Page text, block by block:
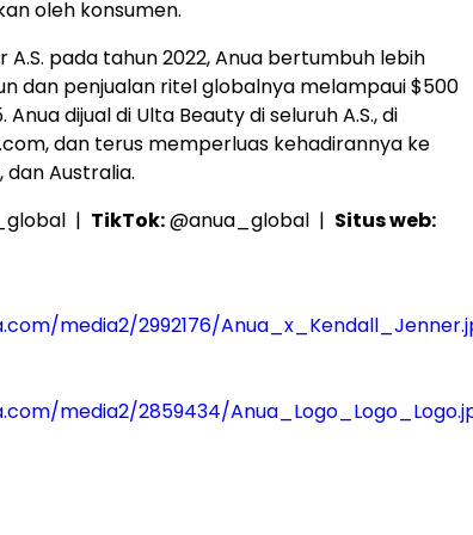
oleh konsumen.
A.S. pada tahun 2022, Anua bertumbuh lebih
dan penjualan ritel globalnya melampaui $500
dijual di Ulta Beauty di seluruh A.S., di
dan terus memperluas kehadirannya ke
dan Australia.
| TikTok:@anua_global | Situs web:
media2/2992176/
media2/2859434/